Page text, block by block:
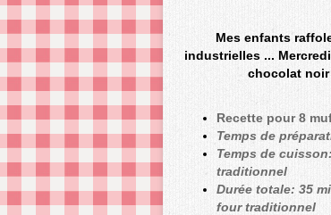
Mes enfants
industrielles ...
chocolat
Recette pour 8
Temps de
Temps de
traditionnel
Durée totale: 35
four traditionnel